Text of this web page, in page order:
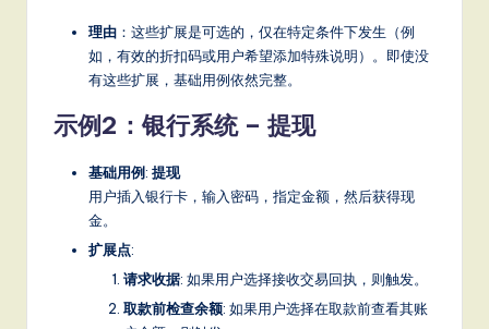
理由 ：这些扩展是可选的，仅在特定条件下发生（例
如，有效的折扣码或用户希望添加特殊说明）。即使没
有这些扩展，基础用例依然完整。
示例2：银行系统 – 提现
基础用例: 提现
用户插入银行卡，输入密码，指定金额，然后获得现
金。
扩展点:
请求收据: 如果用户选择接收交易回执，则触发。
取款前检查余额: 如果用户选择在取款前查看其账